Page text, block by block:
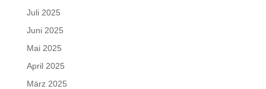
Juli 2025
Juni 2025
Mai 2025
April 2025
März 2025